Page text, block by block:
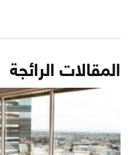
المقالات الرائجة